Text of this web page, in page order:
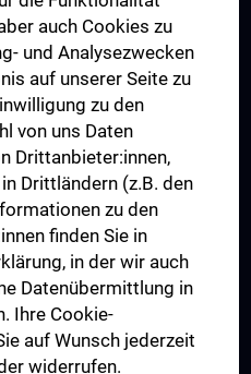
Hypertension (IIH)
Erkrankungen
und schlafassoziierte
auch Cookies zu
und Analysezwecken
auf unserer Seite zu
zu den
von uns Daten
Drittanbieter:innen,
Drittländern (z.B. den
zu den
finden Sie in
in der wir auch
Datenübermittlung in
Ihre Cookie-
auf Wunsch jederzeit
widerrufen.